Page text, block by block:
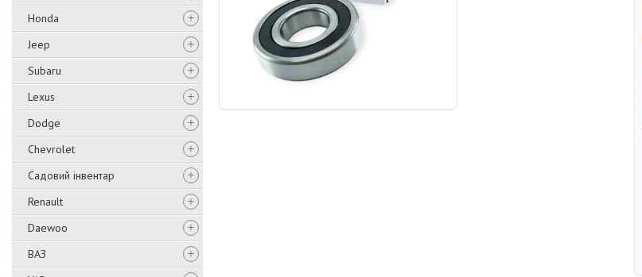
Honda
Jeep
Subaru
Lexus
Dodge
Chevrolet
Садовий інвентар
Renault
Daewoo
ВАЗ